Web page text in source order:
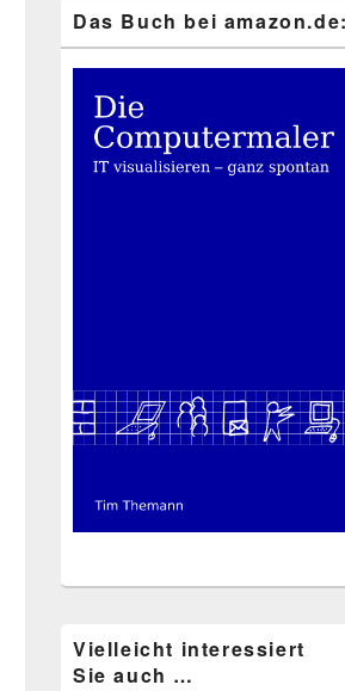
Das Buch bei ama​zon​.de:
Vielleicht interessiert
Sie auch …